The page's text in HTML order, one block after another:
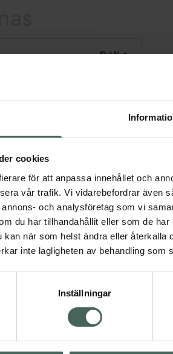
cookies
för att anpassa innehållet och
vår trafik. Vi vidarebefordrar även
och analysföretag som vi
du har tillhandahållit eller som de
kan när som helst ändra eller
inte lagligheten av behandling som
Inställningar
Dölj